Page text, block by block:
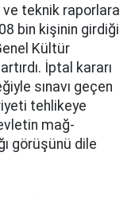
teknik raporlara
bin kişinin girdiği
Kültür
İptal kararı
sınavı geçen
tehlikeye
mağ-
görüşünü dile